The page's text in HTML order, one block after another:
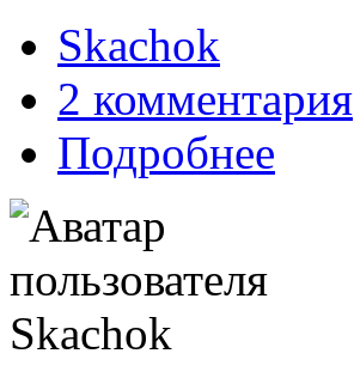
Skachok
2 комментария
Подробнее